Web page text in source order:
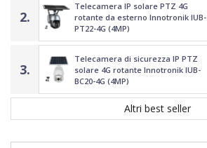
2.
Telecamera IP solare PTZ 4G
rotante da esterno Innotronik IUB-
PT22-4G (4MP)
3.
Telecamera di sicurezza IP PTZ
solare 4G rotante Innotronik IUB-
BC20-4G (4MP)
Altri best seller